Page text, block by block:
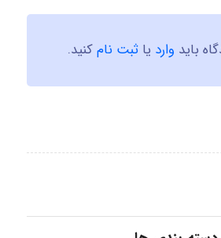
باید وارد یا ثبت نامکنید.